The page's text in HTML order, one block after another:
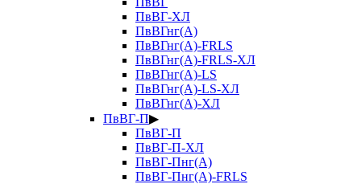
ПвВГ-ХЛ
ПвВГнг(А)
ПвВГнг(А)-FRLS
ПвВГнг(А)-FRLS-ХЛ
ПвВГнг(А)-LS
ПвВГнг(А)-LS-ХЛ
ПвВГнг(А)-ХЛ
ПвВГ-П▶
ПвВГ-П
ПвВГ-П-ХЛ
ПвВГ-Пнг(А)
ПвВГ-Пнг(А)-FRLS